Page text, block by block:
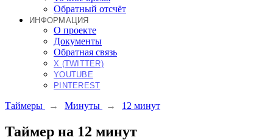
Обратный отсчёт
ИНФОРМАЦИЯ
О проекте
Документы
Обратная связь
X (TWITTER)
YOUTUBE
PINTEREST
Таймеры → Минуты → 12 минут
Таймер на 12 минут